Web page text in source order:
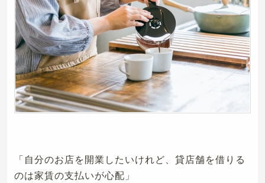
「自分のお店を開業したいけれど、貸店舗を借りる
のは家賃の支払いが心配」